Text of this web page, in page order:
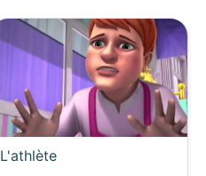
L'athlète